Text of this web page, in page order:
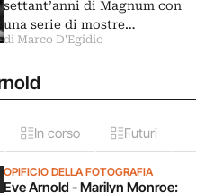
settant’anni di Magnum con
una serie di mostre…
di Marco D'Egidio
In corso Futuri
OPIFICIO DELLA FOTOGRAFIA
Eve Arnold - Marilyn Monroe: